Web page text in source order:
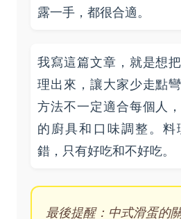
露一手，都很合適。
我寫這篇文章，就是想
理出來，讓大家少走點
方法不一定適合每個人
的廚具和口味調整。
錯，只有好吃和不好吃。
最後提醒：中式滑蛋的